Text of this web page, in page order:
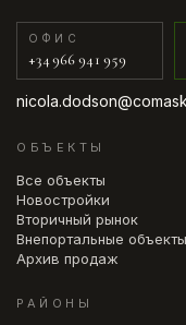
ОФИС
+34 966 941 959
ОБЪЕКТЫ
Все объекты
Новостройки
Вторичный рынок
Внепортальные объекты
Архив продаж
РАЙОНЫ